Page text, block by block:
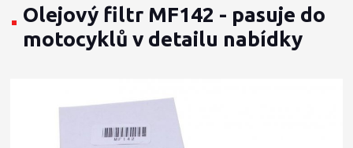
Olejový filtr MF142 - pasuje do
motocyklů v detailu nabídky